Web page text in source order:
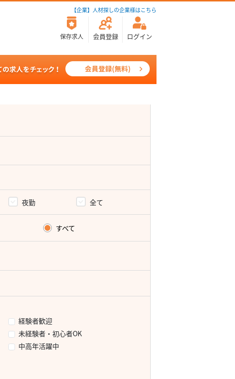
【企業】人材探しの企業様はこちら
保存求人 会員登録 ログイン
夜勤 全て
すべて
経験者歓迎
未経験者・初心者OK
中高年活躍中